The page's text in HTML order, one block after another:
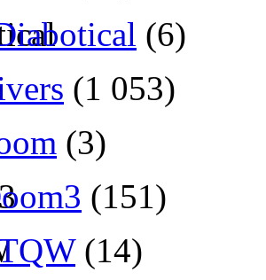
(6)
(1 053)
(3)
(151)
(14)